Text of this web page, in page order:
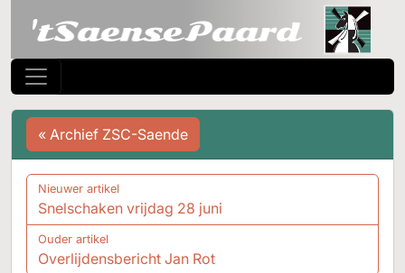
« Archief ZSC-Saende
Nieuwer artikel
Snelschaken vrijdag 28 juni
Ouder artikel
Overlijdensbericht Jan Rot